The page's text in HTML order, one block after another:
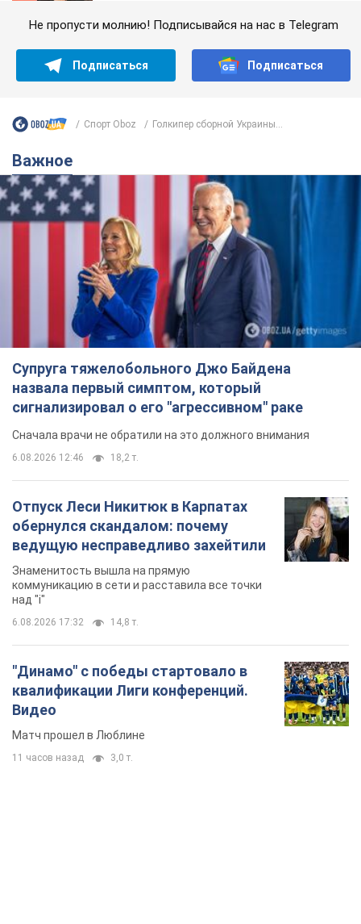
Не пропусти молнию! Подписывайся на нас в Telegram
Подписаться Подписаться
Спорт Oboz Голкипер сборной Украины...
Важное
Супруга тяжелобольного Джо Байдена
назвала первый симптом, который
сигнализировал о его "агрессивном" раке
Сначала врачи не обратили на это должного внимания
6.08.2026 12:46 18,2 т.
Отпуск Леси Никитюк в Карпатах
обернулся скандалом: почему
ведущую несправедливо захейтили
Знаменитость вышла на прямую
коммуникацию в сети и расставила все точки
над "i"
6.08.2026 17:32 14,8 т.
"Динамо" с победы стартовало в
квалификации Лиги конференций.
Видео
Матч прошел в Люблине
11 часов назад 3,0 т.